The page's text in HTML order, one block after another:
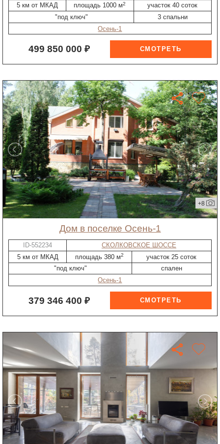
5 км от МКАД
площадь 1000 м2
участок 40 соток
"под ключ"
3 спальни
Осень-1
499 850 000 ₽
+8
дом в поселке Осень-1
ID-552234
СКОЛКОВСКОЕ ШОССЕ
5 км от МКАД
площадь 380 м2
участок 25 соток
"под ключ"
спален
Осень-1
379 346 400 ₽